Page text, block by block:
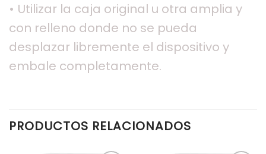
• Utilizar la caja original u otra amplia y
con relleno donde no se pueda
desplazar libremente el dispositivo y
embale completamente.
PRODUCTOS RELACIONADOS